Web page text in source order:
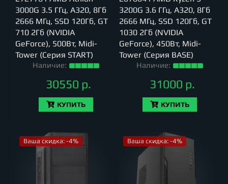
3000G 3.5 ГГц, A320, 8Гб
2666 МГц, SSD 120Гб, GT
710 2Гб (NVIDIA
GeForce), 500Вт, Midi-
Tower (Серия START)
Наличие:
30550 р.
КУПИТЬ
3200G 3.6 ГГц, A320, 8Гб
2666 МГц, SSD 120Гб, GT
1030 2Гб (NVIDIA
GeForce), 450Вт, Midi-
Tower (Серия BASE)
Наличие:
31000 р.
КУПИТЬ
Ваша скидка: -4% Ваша скидка: -4%